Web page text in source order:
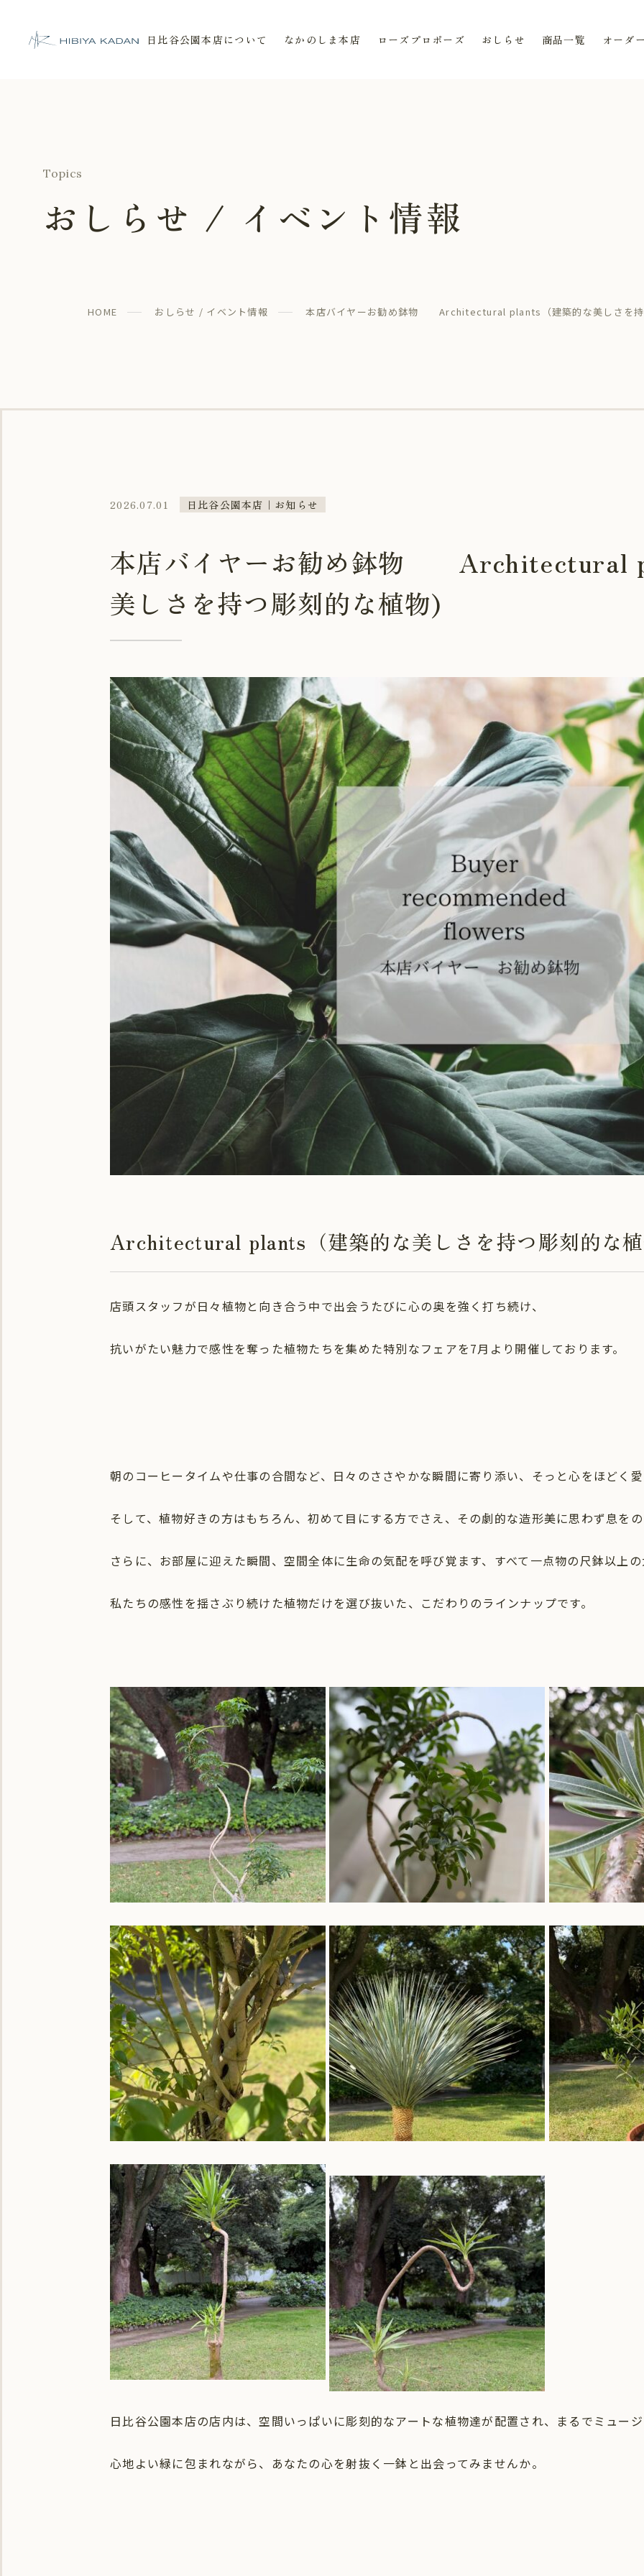
日比谷花壇 日比谷公園本店
日比谷公園本店について なかのしま本店 ローズプロポーズ おしらせ 商品一覧 オーダ
Topics
おしらせ / イベント情報
HOME おしらせ / イベント情報 本店バイヤーお勧め鉢物 Architectural plants（建築的な美しさを持
2026.07.01 日比谷公園本店｜お知らせ
本店バイヤーお勧め鉢物 Architectural
美しさを持つ彫刻的な植物)
Architectural plants（建築的な美しさを持つ彫刻的な
店頭スタッフが日々植物と向き合う中で出会うたびに心の奥を強く打ち続け、
抗いがたい魅力で感性を奪った植物たちを集めた特別なフェアを7月より開催しております。
朝のコーヒータイムや仕事の合間など、日々のささやかな瞬間に寄り添い、そっと心をほどく
そして、植物好きの方はもちろん、初めて目にする方でさえ、その劇的な造形美に思わず息を
さらに、お部屋に迎えた瞬間、空間全体に生命の気配を呼び覚ます、すべて一点物の尺鉢以上
私たちの感性を揺さぶり続けた植物だけを選び抜いた、こだわりのラインナップです。
日比谷公園本店の店内は、空間いっぱいに彫刻的なアートな植物達が配置され、まるでミュー
心地よい緑に包まれながら、あなたの心を射抜く一鉢と出会ってみませんか。